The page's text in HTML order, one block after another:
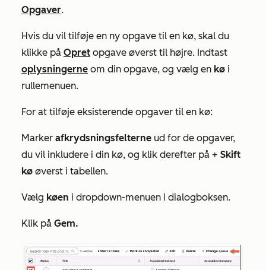
Opgaver.
Hvis du vil tilføje en ny opgave til en kø, skal du
klikke på Opret opgave øverst til højre. Indtast
oplysningerne om din opgave, og vælg en kø i
rullemenuen.
For at tilføje eksisterende opgaver til en kø:
Marker afkrydsningsfelterne ud for de opgaver,
du vil inkludere i din kø, og klik derefter på + Skift
kø øverst i tabellen.
Vælg køen i dropdown-menuen i dialogboksen.
Klik på Gem.